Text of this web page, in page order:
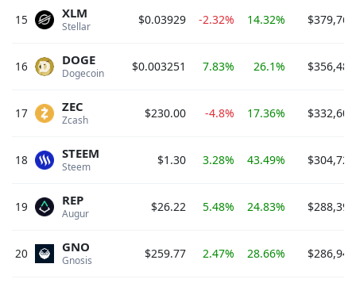
15 Stellar
XLM $0.03929 -2.32% 14.32%
16 Dogecoin
DOGE $0.003251 7.83% 26.1%
17 Zcash
ZEC $230.00 -4.8% 17.36%
18 Steem
STEEM $1.30 3.28% 43.49%
19 Augur
REP $26.22 5.48% 24.83%
20 Gnosis
GNO $259.77 2.47% 28.66%